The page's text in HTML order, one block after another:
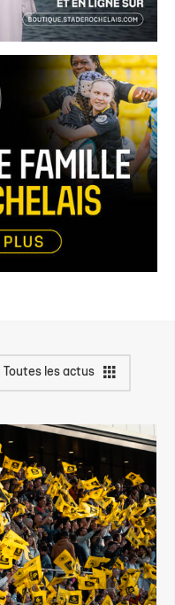
Toutes les actus